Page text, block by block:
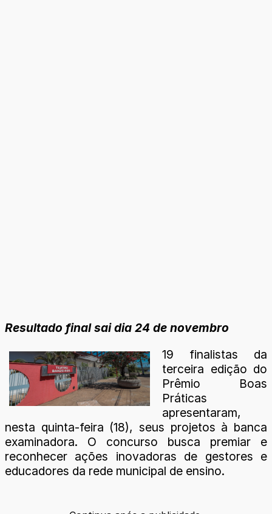
Resultado final sai dia 24 de novembro
19 finalistas da
terceira edição do
Prêmio Boas
Práticas
apresentaram,
nesta quinta-feira (18), seus projetos à banca
examinadora. O concurso busca premiar e
reconhecer ações inovadoras de gestores e
educadores da rede municipal de ensino.